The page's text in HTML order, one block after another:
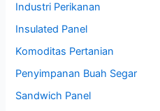
Industri Perikanan
Insulated Panel
Komoditas Pertanian
Penyimpanan Buah Segar
Sandwich Panel